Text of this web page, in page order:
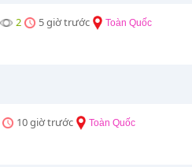
2 5 giờ trước Toàn Quốc
10 giờ trước Toàn Quốc